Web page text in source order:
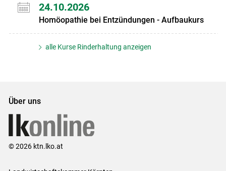
24.10.2026
Homöopathie bei Entzündungen - Aufbaukurs
alle Kurse Rinderhaltung anzeigen
Über uns
© 2026 ktn.lko.at